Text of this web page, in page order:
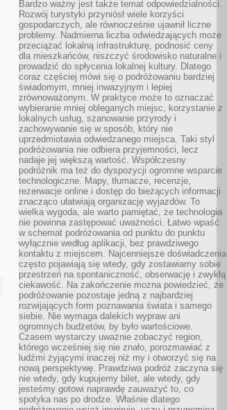
Bardzo ważny jest także temat odpowiedzialności.
Rozwój turystyki przyniósł wiele korzyści
gospodarczych, ale równocześnie ujawnił liczne
problemy. Nadmierna liczba odwiedzających może
przeciążać lokalną infrastrukturę, podnosić ceny
dla mieszkańców, niszczyć środowisko naturalne i
prowadzić do spłycenia lokalnej kultury. Dlatego
coraz częściej mówi się o podróżowaniu bardziej
świadomym, mniej inwazyjnym i lepiej
zrównoważonym. W praktyce może to oznaczać
wybieranie mniej obleganych miejsc, korzystanie z
lokalnych usług, szanowanie przyrody i
zachowywanie się w sposób, który nie
uprzedmiotawia odwiedzanego miejsca. Taki styl
podróżowania nie odbiera przyjemności, lecz
nadaje jej większą wartość. Współczesny
podróżnik ma też do dyspozycji ogromne wsparcie
technologiczne. Mapy, tłumacze, recenzje,
rezerwacje online i dostęp do bieżących informacji
znacząco ułatwiają organizację wyjazdów. To
wielka wygoda, ale warto pamiętać, że technologia
nie powinna zastępować uważności. Łatwo wpaść
w schemat podróżowania od punktu do punktu
wyłącznie według aplikacji, bez prawdziwego
kontaktu z miejscem. Najcenniejsze doświadczenia
często pojawiają się wtedy, gdy zostawiamy sobie
przestrzeń na spontaniczność, obserwację i zwykłą
ciekawość. Na zakończenie można powiedzieć, że
podróżowanie pozostaje jedną z najbardziej
rozwijających form poznawania świata i samego
siebie. Nie wymaga dalekich wypraw ani
ogromnych budżetów, by było wartościowe.
Czasem wystarczy uważnie zobaczyć region,
którego wcześniej się nie znało, porozmawiać z
ludźmi żyjącymi inaczej niż my i otworzyć się na
nową perspektywę. Prawdziwa podróż zaczyna się
nie wtedy, gdy kupujemy bilet, ale wtedy, gdy
jesteśmy gotowi naprawdę zauważyć to, co
spotyka nas po drodze. Właśnie dlatego